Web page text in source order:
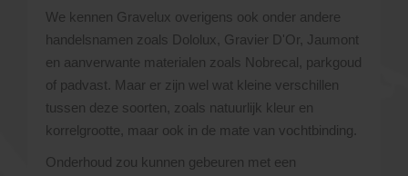
We kennen Gravelux overigens ook onder andere
handelsnamen zoals Dololux, Gravier D'Or, Jaumont
en aanverwante materialen zoals Nobrecal, parkgoud
of padvast. Maar er zijn wel wat kleine verschillen
tussen deze soorten, zoals natuurlijk kleur en
korrelgrootte, maar ook in de mate van vochtbinding.
Onderhoud zou kunnen gebeuren met een